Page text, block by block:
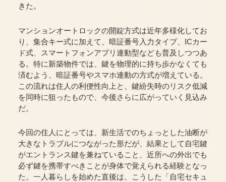
きた。
マンションオートロックの開錠方式は近年多様化してお
り、集合キー式に加えて、暗証番号入力タイプ、ICカー
ド式、スマートフォンアプリ連動型なども普及しつつあ
る。特に新築物件では、鍵を物理的に持ち歩かなくても
済むよう、暗証番号やスマホ連動の方式が増えている。
この流れは住人の利便性向上と、鍵紛失時のリスク低減
を同時に狙ったもので、今後さらに広がっていく見込み
だ。
今回の住人にとっては、新生活でのちょっとした油断が
大きなトラブルにつながった形だが、結果として自宅鍵
がエントランス鍵を兼ねていること、近所への外出でも
必ず鍵を携帯すべきことが身体で覚えられる経験となっ
た。一人暮らしを始めた直後は、こうした「自宅セキュ